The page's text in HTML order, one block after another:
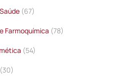
(67)
Farmoquímica (78)
(54)
(30)